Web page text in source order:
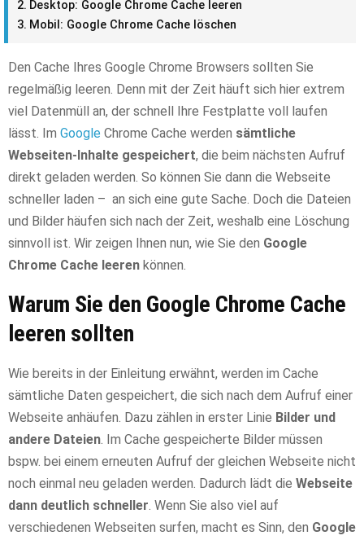
Desktop: Google Chrome Cache leeren
Mobil: Google Chrome Cache löschen
Den Cache Ihres Google Chrome Browsers sollten Sie
regelmäßig leeren. Denn mit der Zeit häuft sich hier extrem
viel Datenmüll an, der schnell Ihre Festplatte voll laufen
lässt. Im Google Chrome Cache werden sämtliche
Webseiten-Inhalte gespeichert, die beim nächsten Aufruf
direkt geladen werden. So können Sie dann die Webseite
schneller laden – an sich eine gute Sache. Doch die Dateien
und Bilder häufen sich nach der Zeit, weshalb eine Löschung
sinnvoll ist. Wir zeigen Ihnen nun, wie Sie den Google
Chrome Cache leeren können.
Warum Sie den Google Chrome Cache
leeren sollten
Wie bereits in der Einleitung erwähnt, werden im Cache
sämtliche Daten gespeichert, die sich nach dem Aufruf einer
Webseite anhäufen. Dazu zählen in erster Linie Bilder und
andere Dateien . Im Cache gespeicherte Bilder müssen
bspw. bei einem erneuten Aufruf der gleichen Webseite nicht
noch einmal neu geladen werden. Dadurch lädt die Webseite
dann deutlich schneller . Wenn Sie also viel auf
verschiedenen Webseiten surfen, macht es Sinn, den Google